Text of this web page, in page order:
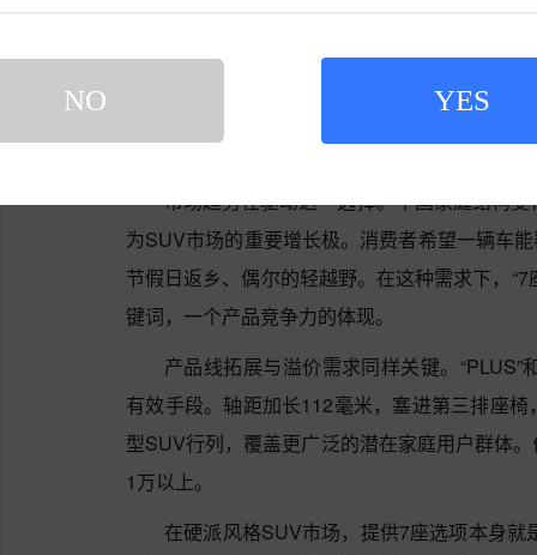
NO YES
从产品战略和市场需求角度看，“7座”是
背后是妥协和平衡。
市场趋势在驱动这一选择。中国家庭结构变
为SUV市场的重要增长极。消费者希望一辆车
节假日返乡、偶尔的轻越野。在这种需求下，
键词，一个产品竞争力的体现。
产品线拓展与溢价需求同样关键。“PLUS”
有效手段。轴距加长112毫米，塞进第三排座
型SUV行列，覆盖更广泛的潜在家庭用户群体
1万以上。
在硬派风格SUV市场，提供7座选项本身